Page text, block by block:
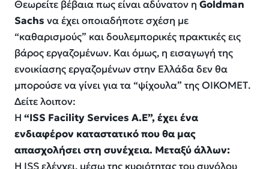
Θεωρείτε βέβαια πως είναι αδύνατον η Goldman
Sachs να έχει οποιαδήποτε σχέση με
“καθαρισμούς” και δουλεμπορικές πρακτικές εις
βάρος εργαζομένων. Και όμως, η εισαγωγή της
ενοικίασης εργαζομένων στην Ελλάδα δεν θα
μπορούσε να γίνει για τα “ψίχουλα” της ΟΙΚΟΜΕΤ.
Δείτε λοιπον:
Η “ISS Facility Services Α.Ε”, έχει ένα
ενδιαφέρον καταστατικό που θα μας
απασχολήσει στη συνέχεια. Μεταξύ άλλων:
Η ISS ελέγχει, μέσω της κυριότητας του συνόλου